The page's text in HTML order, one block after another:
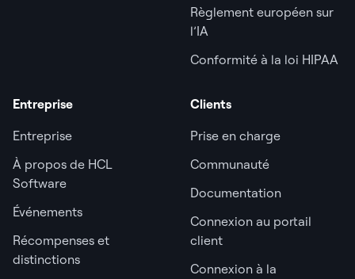
Règlement européen sur
l’IA
Conformité à la loi HIPAA
Entreprise
Entreprise
À propos de HCL
Software
Événements
Récompenses et
distinctions
Clients
Prise en charge
Communauté
Documentation
Connexion au portail
client
Connexion à la